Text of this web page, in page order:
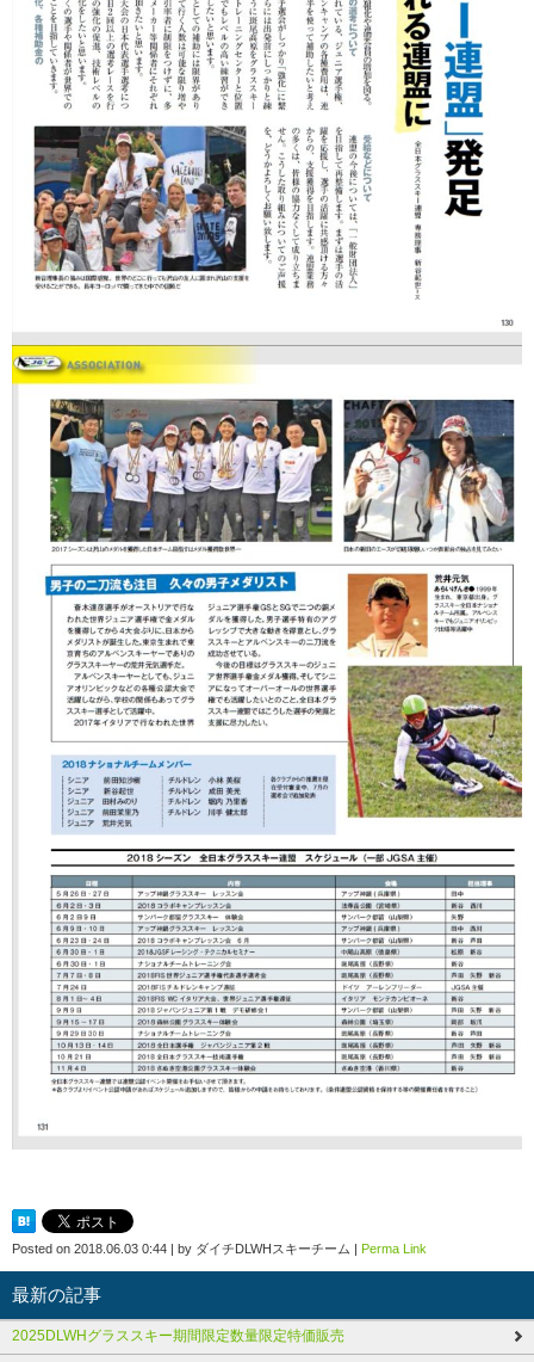
Posted on 2018.06.03 0:44 | by ダイチDLWHスキーチーム | Perma Link
最新の記事
2025DLWHグラススキー期間限定数量限定特価販売